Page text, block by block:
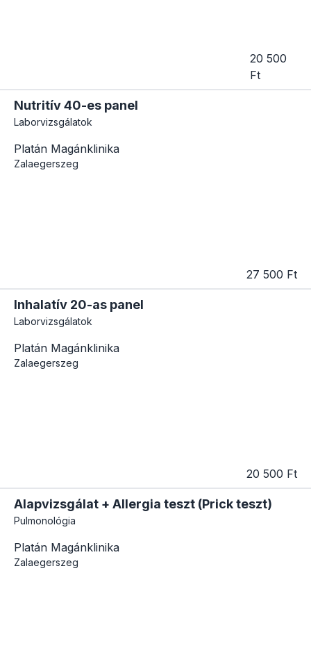
20 500
Ft
Nutritív 40-es panel
Laborvizsgálatok
Platán Magánklinika
Zalaegerszeg
27 500 Ft
Inhalatív 20-as panel
Laborvizsgálatok
Platán Magánklinika
Zalaegerszeg
20 500 Ft
Alapvizsgálat + Allergia teszt (Prick teszt)
Pulmonológia
Platán Magánklinika
Zalaegerszeg